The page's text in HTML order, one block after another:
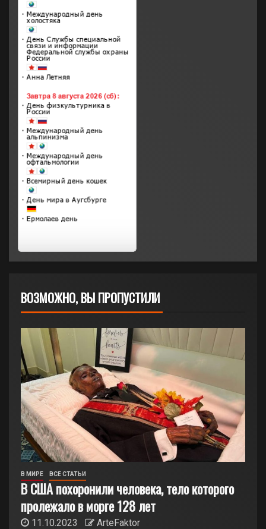
ВОЗМОЖНО, ВЫ ПРОПУСТИЛИ
В МИРЕ ВСЕ СТАТЬИ
В США похоронили человека, тело которого
пролежало в морге 128 лет
11.10.2023 ArteFaktor